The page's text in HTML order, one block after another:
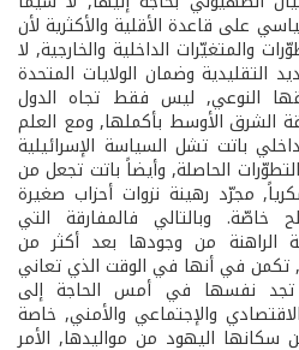
على قاعدة الأقلية والأكثرية لأن
والمتغيّرات الداخلية والخارجية, لا
التقليدية وضمان الولايات المتحدة
النوعي, ليس فقط تجاه الدول
الشرق الأوسط بأكملها, ومع العلم
باتت تشل السياسة الإسرائيلية
الحاصلة, وأيضاً باتت تجعل من
مجرّد رهينة نزوات أحزاب صغيرة
وبالتالي فالمفارقة التي
الراهنة من وجودها بعد أكثر من
تكمن في أنها في الوقت الذي تعاني
تجد نفسها في أمس الحاجة إلى
والإجتماعي والأمني, خاصة
أكثر من 56% من سكانها اليهود من مواليدها, الأمر